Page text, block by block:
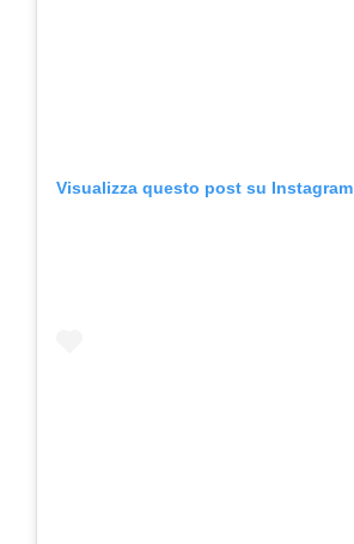
Visualizza questo post su Instagram